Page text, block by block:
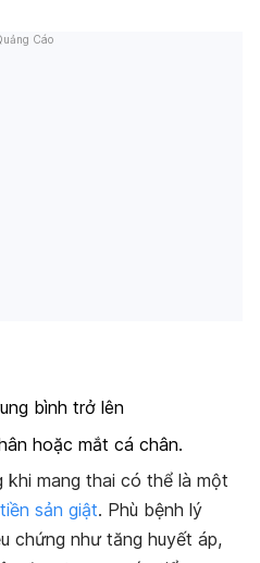
Cáo
bình trở lên
hoặc mắt cá chân.
khi mang thai có thể là một
tiền sản giật. Phù bệnh lý
chứng như tăng huyết áp,